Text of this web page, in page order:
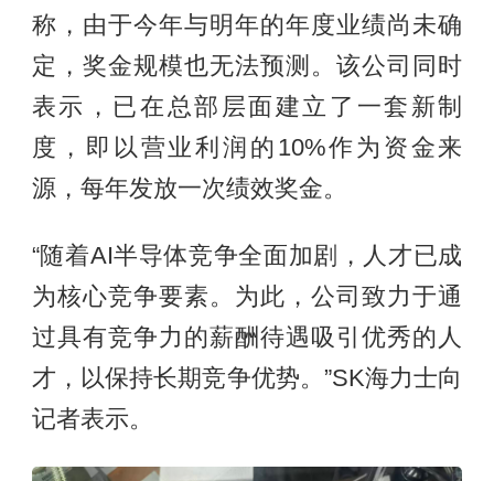
称，由于今年与明年的年度业绩尚未确
定，奖金规模也无法预测。该公司同时
表示，已在总部层面建立了一套新制
度，即以营业利润的10%作为资金来
源，每年发放一次绩效奖金。
“随着AI半导体竞争全面加剧，人才已成
为核心竞争要素。为此，公司致力于通
过具有竞争力的薪酬待遇吸引优秀的人
才，以保持长期竞争优势。”SK海力士向
记者表示。